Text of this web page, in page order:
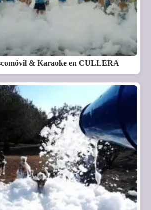
& Karaoke en CULLERA